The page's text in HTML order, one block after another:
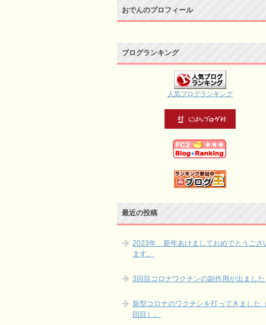
おでんのプロフィール
ブログランキング
人気ブログランキング
最近の投稿
2023年 新年あけましておめでとうござ
ます。
3回目コロナワクチンの副作用が出まし
新型コロナのワクチンを打ってきました
回目）。